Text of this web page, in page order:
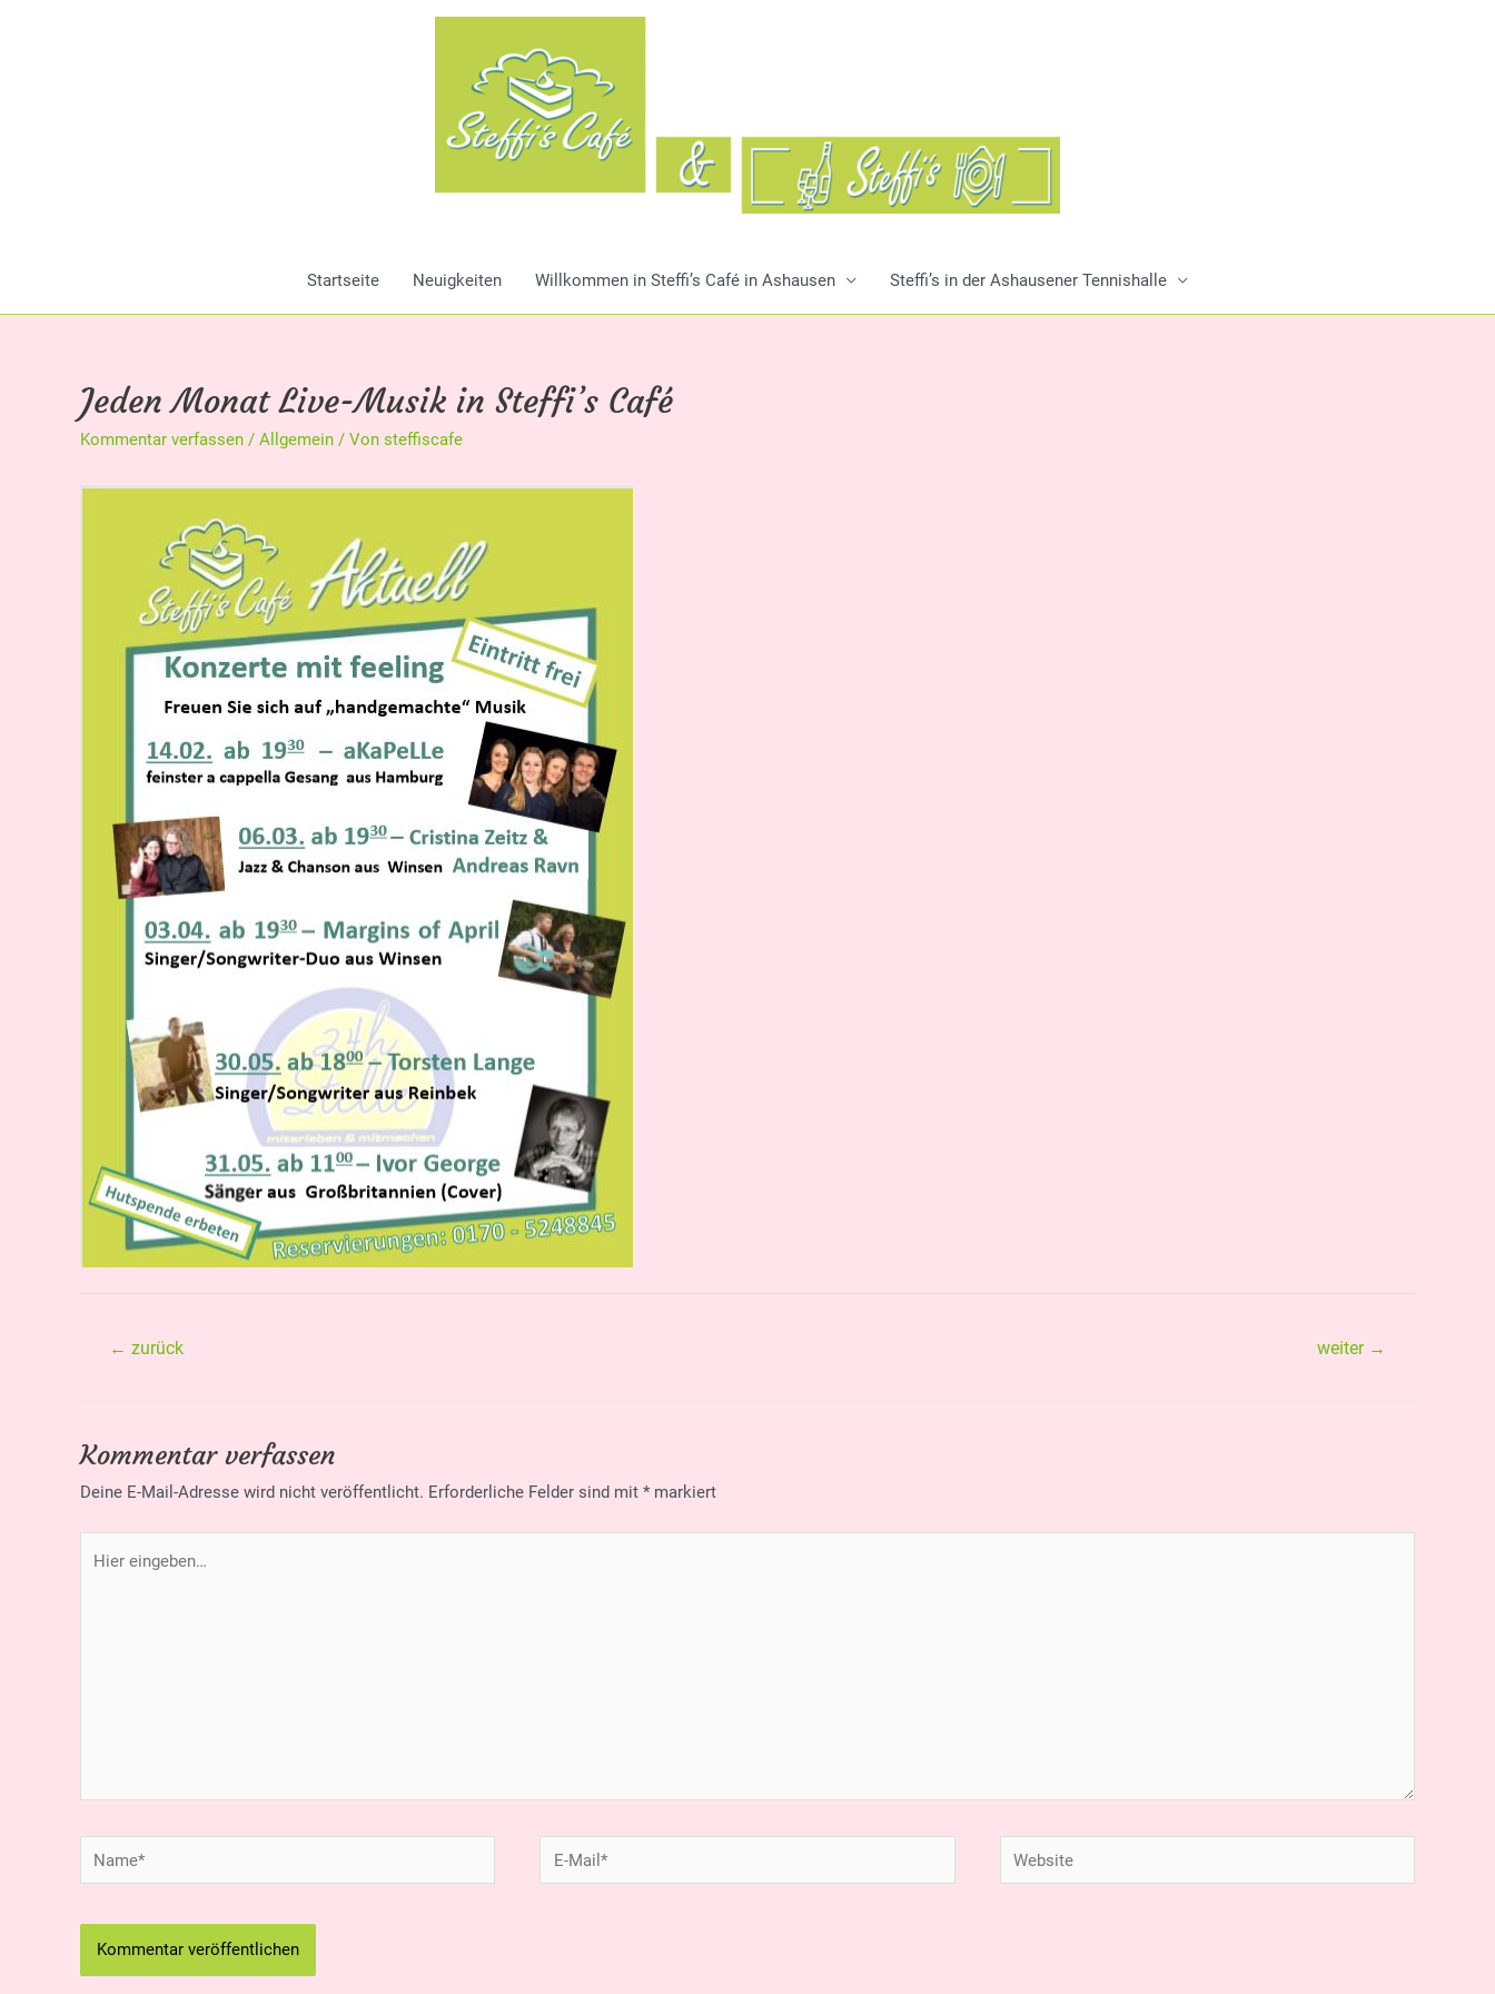
Startseite Neuigkeiten Willkommen in Steffi’s Café in Ashausen Steffi’s in der Ashausener Tennishalle
Jeden Monat Live-Musik in Steffi’s Café
Kommentar verfassen / Allgemein / Von steffiscafe
Beitragsnavigation
← zurück weiter →
Kommentar verfassen
Deine E-Mail-Adresse wird nicht veröffentlicht. Erforderliche Felder sind mit * markiert
eingeben…
Name*
Mail*
Website